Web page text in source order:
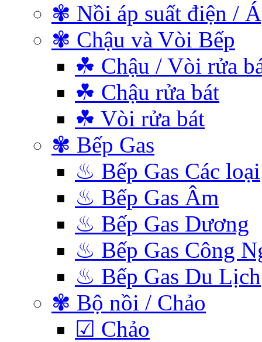
✾ Nồi áp suất điện /
✾ Chậu và Vòi Bếp
☘ Chậu / Vòi rửa
☘ Chậu rửa bát
☘ Vòi rửa bát
✾ Bếp Gas
♨ Bếp Gas Các loại
♨ Bếp Gas Âm
♨ Bếp Gas Dương
♨ Bếp Gas Công
♨ Bếp Gas Du Lịch
✾ Bộ nồi / Chảo
☑ Chảo